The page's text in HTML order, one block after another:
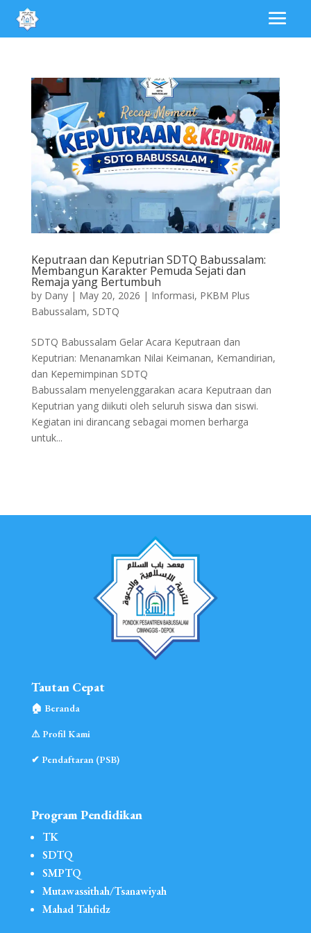
Keputraan dan Keputrian SDTQ Babussalam:
Membangun Karakter Pemuda Sejati dan
Remaja yang Bertumbuh
by Dany| May 20, 2026 | Informasi, PKBM Plus
Babussalam, SDTQ
SDTQ Babussalam Gelar Acara Keputraan dan
Keputrian: Menanamkan Nilai Keimanan, Kemandirian,
dan Kepemimpinan SDTQ
Babussalam menyelenggarakan acara Keputraan dan
Keputrian yang diikuti oleh seluruh siswa dan siswi.
Kegiatan ini dirancang sebagai momen berharga
untuk...
Tautan Cepat
🏠︎ Beranda
⚠︎ Profil Kami
✔ Pendaftaran (PSB)
Program Pendidikan
TK
SDTQ
SMPTQ
Mutawassithah/Tsanawiyah
Mahad Tahfidz